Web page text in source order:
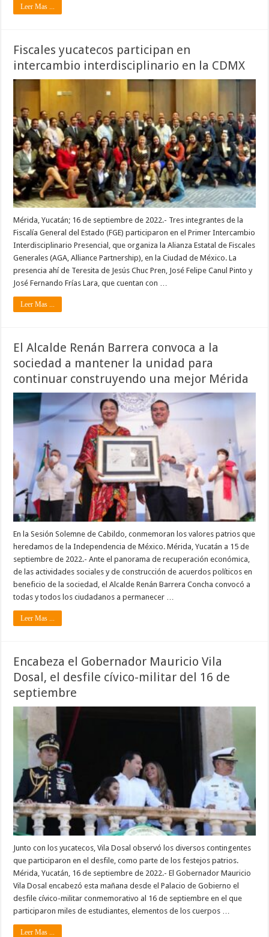
Leer Mas ...
Fiscales yucatecos participan en
intercambio interdisciplinario en la CDMX
Mérida, Yucatán; 16 de septiembre de 2022.- Tres integrantes de la
Fiscalía General del Estado (FGE) participaron en el Primer Intercambio
Interdisciplinario Presencial, que organiza la Alianza Estatal de Fiscales
Generales (AGA, Alliance Partnership), en la Ciudad de México. La
presencia ahí de Teresita de Jesús Chuc Pren, José Felipe Canul Pinto y
José Fernando Frías Lara, que cuentan con …
Leer Mas ...
El Alcalde Renán Barrera convoca a la
sociedad a mantener la unidad para
continuar construyendo una mejor Mérida
En la Sesión Solemne de Cabildo, conmemoran los valores patrios que
heredamos de la Independencia de México. Mérida, Yucatán a 15 de
septiembre de 2022.- Ante el panorama de recuperación económica,
de las actividades sociales y de construcción de acuerdos políticos en
beneficio de la sociedad, el Alcalde Renán Barrera Concha convocó a
todas y todos los ciudadanos a permanecer …
Leer Mas ...
Encabeza el Gobernador Mauricio Vila
Dosal, el desfile cívico-militar del 16 de
septiembre
Junto con los yucatecos, Vila Dosal observó los diversos contingentes
que participaron en el desfile, como parte de los festejos patrios.
Mérida, Yucatán, 16 de septiembre de 2022.- El Gobernador Mauricio
Vila Dosal encabezó esta mañana desde el Palacio de Gobierno el
desfile cívico-militar conmemorativo al 16 de septiembre en el que
participaron miles de estudiantes, elementos de los cuerpos …
Leer Mas ...